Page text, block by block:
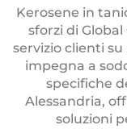
Kerosene in
sforzi di
servizio clienti su
impegna a
specifiche
Alessandria,
soluzioni